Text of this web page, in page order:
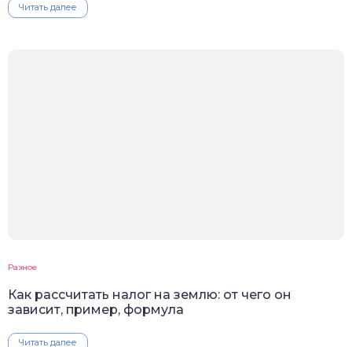
Читать далее
Разное
Как рассчитать налог на землю: от чего он
зависит, пример, формула
Читать далее